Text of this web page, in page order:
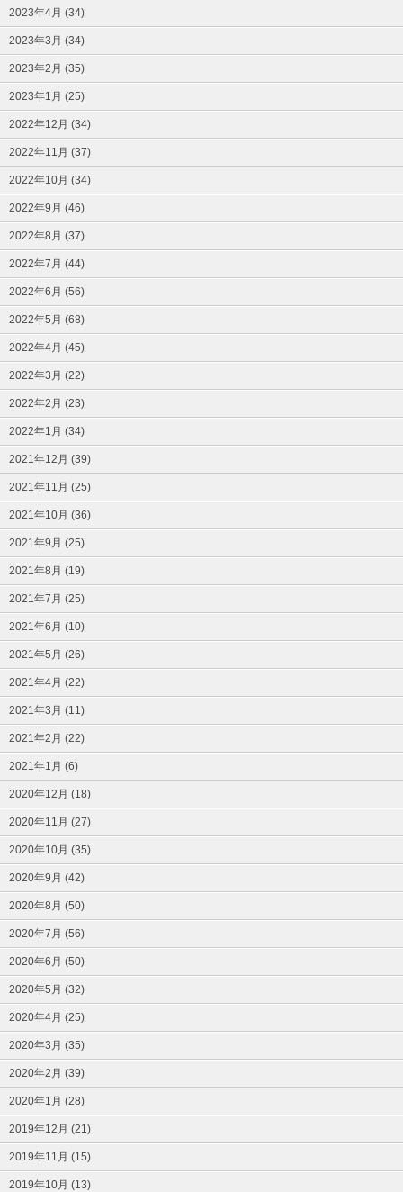
2023年4月 (34)
2023年3月 (34)
2023年2月 (35)
2023年1月 (25)
2022年12月 (34)
2022年11月 (37)
2022年10月 (34)
2022年9月 (46)
2022年8月 (37)
2022年7月 (44)
2022年6月 (56)
2022年5月 (68)
2022年4月 (45)
2022年3月 (22)
2022年2月 (23)
2022年1月 (34)
2021年12月 (39)
2021年11月 (25)
2021年10月 (36)
2021年9月 (25)
2021年8月 (19)
2021年7月 (25)
2021年6月 (10)
2021年5月 (26)
2021年4月 (22)
2021年3月 (11)
2021年2月 (22)
2021年1月 (6)
2020年12月 (18)
2020年11月 (27)
2020年10月 (35)
2020年9月 (42)
2020年8月 (50)
2020年7月 (56)
2020年6月 (50)
2020年5月 (32)
2020年4月 (25)
2020年3月 (35)
2020年2月 (39)
2020年1月 (28)
2019年12月 (21)
2019年11月 (15)
2019年10月 (13)